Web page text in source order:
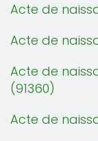
Acte de
Acte de
Acte de
(91360)
Acte de